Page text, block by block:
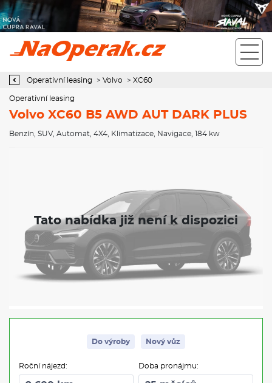
Operativní leasing Volvo XC60 B5 AWD AUT DARK PLUS
Operativní leasing > Volvo > XC60
Operativní leasing
Volvo XC60 B5 AWD AUT DARK PLUS
Benzín SUV, Automat 4X4 Klimatizace Navigace , 184 kw
Do výroby Nový vůz
Roční nájezd: Doba pronájmu: